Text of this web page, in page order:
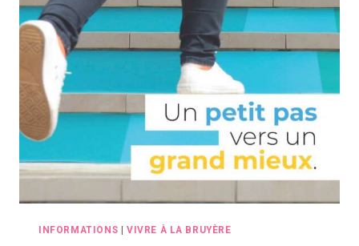
D’ANNÉE
INFORMATIONS | VIVRE À LA BRUYÈRE